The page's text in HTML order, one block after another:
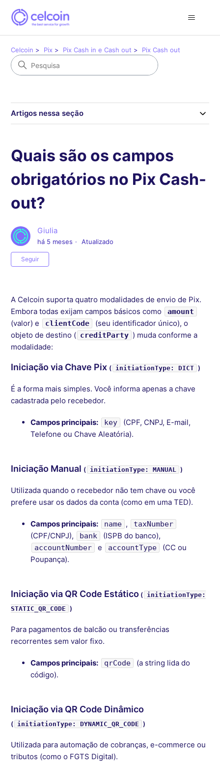
Celcoin Pix Pix Cash in e Cash out Pix Cash out
Artigos nessa seção
Quais são os campos
obrigatórios no Pix Cash-
out?
Giulia
há 5 meses Atualizado
Seguir
A Celcoin suporta quatro modalidades de envio de Pix.
Embora todas exijam campos básicos como
amount
(valor) e clientCode
(seu identificador único), o
objeto de destino ( creditParty ) muda conforme a
modalidade:
Iniciação via Chave Pix ( initiationType: DICT )
É a forma mais simples. Você informa apenas a chave
cadastrada pelo recebedor.
Campos principais: key
(CPF, CNPJ, E-mail,
Telefone ou Chave Aleatória).
Iniciação Manual ( initiationType: MANUAL )
Utilizada quando o recebedor não tem chave ou você
prefere usar os dados da conta (como em uma TED).
Campos principais: name , taxNumber
(CPF/CNPJ), bank (ISPB do banco),
accountNumber e accountType
(CC ou
Poupança).
Iniciação via QR Code Estático ( initiationType:
STATIC_QR_CODE
)
Para pagamentos de balcão ou transferências
recorrentes sem valor fixo.
Campos principais: qrCode
(a string lida do
código).
Iniciação via QR Code Dinâmico
( initiationType: DYNAMIC_QR_CODE )
Utilizada para automação de cobranças, e-commerce ou
tributos (como o FGTS Digital).